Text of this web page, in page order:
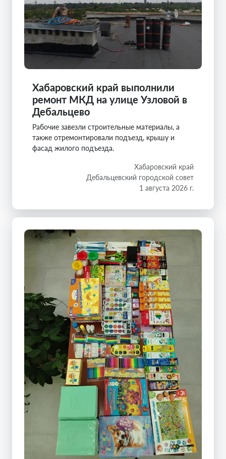
Хабаровский край выполнили
ремонт МКД на улице Узловой в
Дебальцево
Рабочие завезли строительные материалы, а
также отремонтировали подъезд, крышу и
фасад жилого подъезда.
Хабаровский край
Дебальцевский городской совет
1 августа 2026 г.